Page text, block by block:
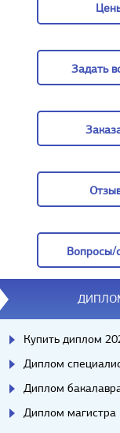
Задать
Вопросы/
Вопросы/
Купить диплом
Диплом
Диплом
Диплом магистра